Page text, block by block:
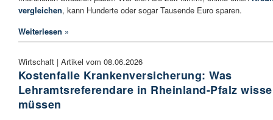
vergleichen, kann Hunderte oder sogar Tausende Euro sparen.
Weiterlesen »
Wirtschaft | Artikel vom 08.06.2026
Kostenfalle Krankenversicherung: Was
Lehramtsreferendare in Rheinland-Pfalz
müssen